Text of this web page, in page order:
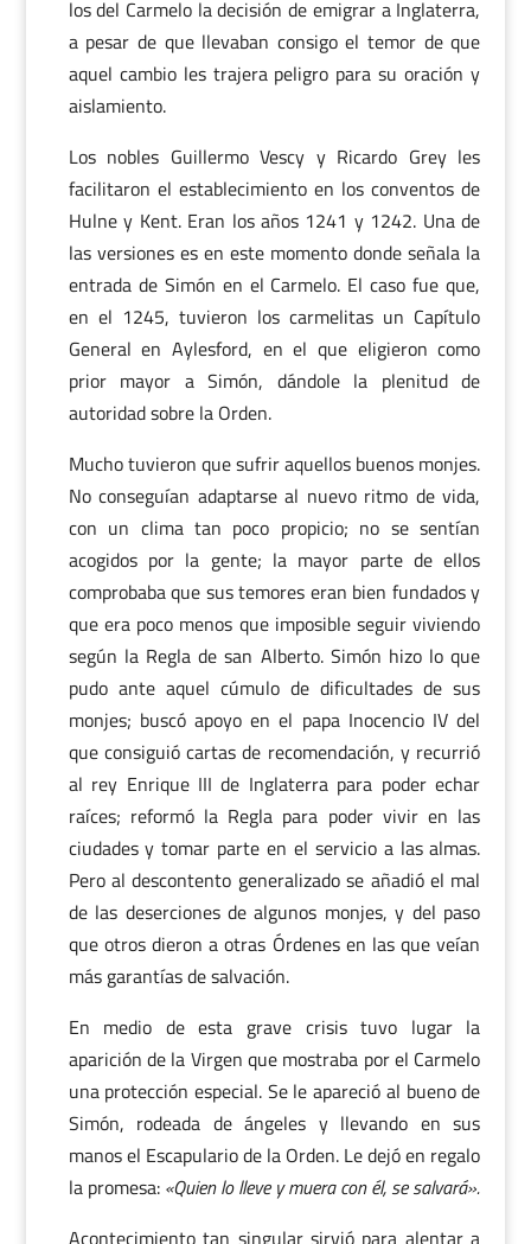
los del Carmelo la decisión de emigrar a Inglaterra,
a pesar de que llevaban consigo el temor de que
aquel cambio les trajera peligro para su oración y
aislamiento.
Los nobles Guillermo Vescy y Ricardo Grey les
facilitaron el establecimiento en los conventos de
Hulne y Kent. Eran los años 1241 y 1242. Una de
las versiones es en este momento donde señala la
entrada de Simón en el Carmelo. El caso fue que,
en el 1245, tuvieron los carmelitas un Capítulo
General en Aylesford, en el que eligieron como
prior mayor a Simón, dándole la plenitud de
autoridad sobre la Orden.
Mucho tuvieron que sufrir aquellos buenos monjes.
No conseguían adaptarse al nuevo ritmo de vida,
con un clima tan poco propicio; no se sentían
acogidos por la gente; la mayor parte de ellos
comprobaba que sus temores eran bien fundados y
que era poco menos que imposible seguir viviendo
según la Regla de san Alberto. Simón hizo lo que
pudo ante aquel cúmulo de dificultades de sus
monjes; buscó apoyo en el papa Inocencio IV del
que consiguió cartas de recomendación, y recurrió
al rey Enrique III de Inglaterra para poder echar
raíces; reformó la Regla para poder vivir en las
ciudades y tomar parte en el servicio a las almas.
Pero al descontento generalizado se añadió el mal
de las deserciones de algunos monjes, y del paso
que otros dieron a otras Órdenes en las que veían
más garantías de salvación.
En medio de esta grave crisis tuvo lugar la
aparición de la Virgen que mostraba por el Carmelo
una protección especial. Se le apareció al bueno de
Simón, rodeada de ángeles y llevando en sus
manos el Escapulario de la Orden. Le dejó en regalo
la promesa: «Quien lo lleve y muera con él, se salvará».
Acontecimiento tan singular sirvió para alentar a